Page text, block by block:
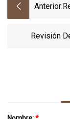
Anterior:
Revisión